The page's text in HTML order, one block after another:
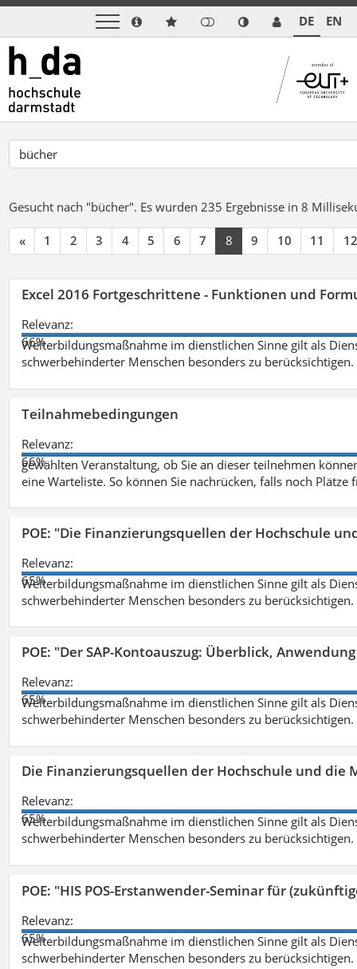
DE EN
Gesucht nach "bücher". Es wurden 235 Ergebnisse in 8
« 1 2 3 4 5 6 7 8 9 10 11 12
Excel 2016 Fortgeschrittene - Funktionen und
Relevanz:
66%
Weiterbildungsmaßnahme im dienstlichen Sinne gilt als
schwerbehinderter Menschen besonders zu berücksichtigen.
Teilnahmebedingungen
Relevanz:
66%
gewählten Veranstaltung, ob Sie an dieser teilnehmen
eine Warteliste. So können Sie nachrücken, falls noch Plätze
POE: "Die Finanzierungsquellen der Hochschule
Relevanz:
65%
Weiterbildungsmaßnahme im dienstlichen Sinne gilt als
schwerbehinderter Menschen besonders zu berücksichtigen.
POE: "Der SAP-Kontoauszug: Überblick,
Relevanz:
65%
Weiterbildungsmaßnahme im dienstlichen Sinne gilt als
schwerbehinderter Menschen besonders zu berücksichtigen.
Die Finanzierungsquellen der Hochschule und die
Relevanz:
65%
Weiterbildungsmaßnahme im dienstlichen Sinne gilt als
schwerbehinderter Menschen besonders zu berücksichtigen.
POE: "HIS POS-Erstanwender-Seminar für
Relevanz:
65%
Weiterbildungsmaßnahme im dienstlichen Sinne gilt als
schwerbehinderter Menschen besonders zu berücksichtigen.